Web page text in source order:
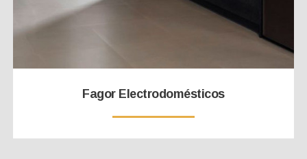
Fagor Electrodomésticos